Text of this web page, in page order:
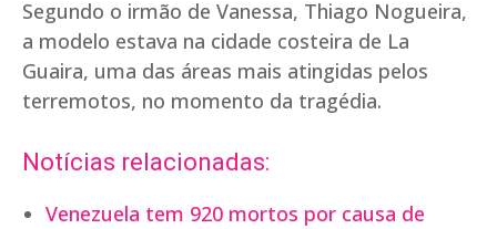
Segundo o irmão de Vanessa, Thiago Nogueira,
a modelo estava na cidade costeira de La
Guaira, uma das áreas mais atingidas pelos
terremotos, no momento da tragédia.
Notícias relacionadas:
Venezuela tem 920 mortos por causa de